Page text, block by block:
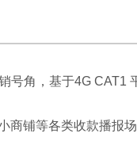
号角，基于4G
商铺等各类收款播报